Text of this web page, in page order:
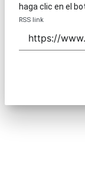
haga clic en el
RSS link